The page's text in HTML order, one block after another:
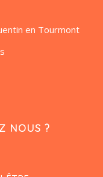
en Tourmont
NOUS ?